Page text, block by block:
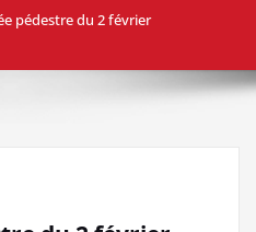
pédestre du 2 février